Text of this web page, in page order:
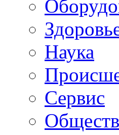
Наука
Сервис